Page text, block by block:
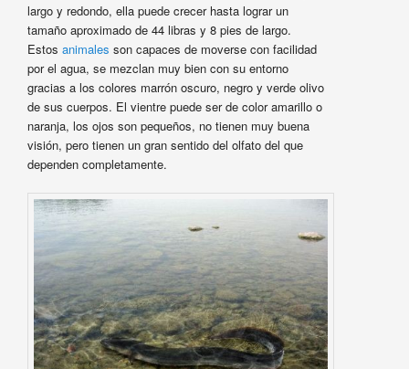
largo y redondo, ella puede crecer hasta lograr un
tamaño aproximado de 44 libras y 8 pies de largo.
Estos animales son capaces de moverse con facilidad
por el agua, se mezclan muy bien con su entorno
gracias a los colores marrón oscuro, negro y verde olivo
de sus cuerpos. El vientre puede ser de color amarillo o
naranja, los ojos son pequeños, no tienen muy buena
visión, pero tienen un gran sentido del olfato del que
dependen completamente.